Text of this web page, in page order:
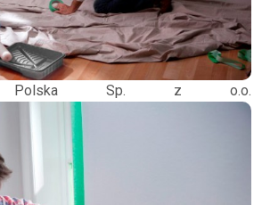
Sp. z o.o.